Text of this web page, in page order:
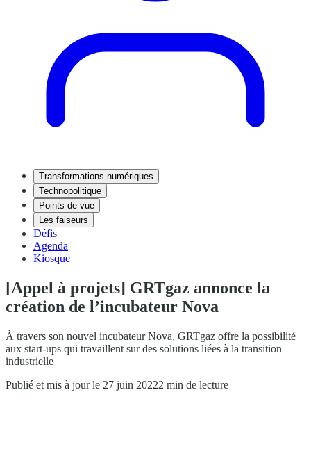
Transformations numériques
Technopolitique
Points de vue
Les faiseurs
Défis
Agenda
Kiosque
[Appel à projets] GRTgaz annonce la
création de l’incubateur Nova
À travers son nouvel incubateur Nova, GRTgaz offre la possibilité
aux start-ups qui travaillent sur des solutions liées à la transition
industrielle
Publié et mis à jour le 27 juin 20222 min de lecture